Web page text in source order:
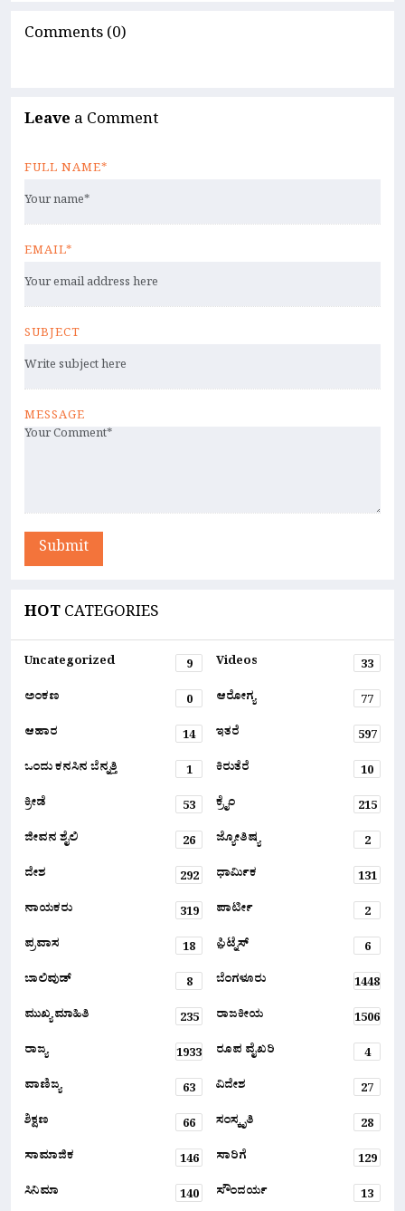
Comments (0)
Leave a Comment
FULL NAME*
EMAIL*
SUBJECT
MESSAGE
Submit
HOTCATEGORIES
Uncategorized 9 Videos
33
ಅಂಕಣ
0 ಆರೋಗ್ಯ
77
ಆಹಾರ
14 ಇತರೆ
597
ಒಂದು ಕನಸಿನ ಬೆನ್ನತ್ತಿ
1 ಕಿರುತೆರೆ
10
ಕ್ರೀಡೆ
53 ಕ್ರೈಂ
215
ಜೀವನ ಶೈಲಿ
26 ಜ್ಯೋತಿಷ್ಯ
2
ದೇಶ
292 ಧಾರ್ಮಿಕ
131
ನಾಯಕರು
319 ಪಾರ್ಟೀ
2
ಪ್ರವಾಸ
18 ಫ಼ಿಟ್ನೆಸ್
6
ಬಾಲಿವುಡ್
8 ಬೆಂಗಳೂರು
1448
ಮುಖ್ಯ ಮಾಹಿತಿ
235 ರಾಜಕೀಯ
1506
ರಾಜ್ಯ
1933 ರೂಪ ವೈಖರಿ
4
ವಾಣಿಜ್ಯ
63 ವಿದೇಶ
27
ಶಿಕ್ಷಣ
66 ಸಂಸ್ಕೃತಿ
28
ಸಾಮಾಜಿಕ
146 ಸಾರಿಗೆ
129
ಸಿನಿಮಾ
140 ಸೌಂದರ್ಯ 13